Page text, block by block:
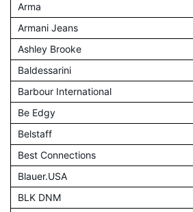
Arma
Armani Jeans
Ashley Brooke
Baldessarini
Barbour International
Be Edgy
Belstaff
Best Connections
Blauer.USA
BLK DNM